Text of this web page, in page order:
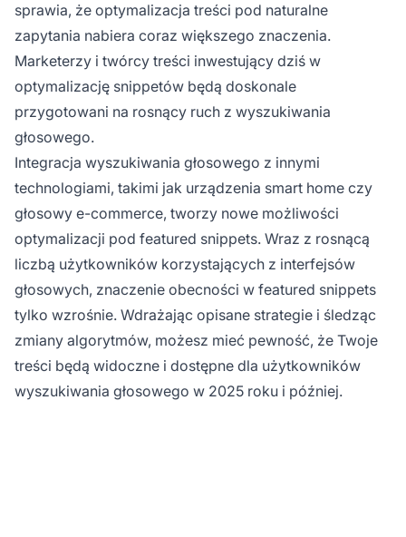
sprawia, że optymalizacja treści pod naturalne
zapytania nabiera coraz większego znaczenia.
Marketerzy i twórcy treści inwestujący dziś w
optymalizację snippetów będą doskonale
przygotowani na rosnący ruch z wyszukiwania
głosowego.
Integracja wyszukiwania głosowego z innymi
technologiami, takimi jak urządzenia smart home czy
głosowy e-commerce, tworzy nowe możliwości
optymalizacji pod featured snippets. Wraz z rosnącą
liczbą użytkowników korzystających z interfejsów
głosowych, znaczenie obecności w featured snippets
tylko wzrośnie. Wdrażając opisane strategie i śledząc
zmiany algorytmów, możesz mieć pewność, że Twoje
treści będą widoczne i dostępne dla użytkowników
wyszukiwania głosowego w 2025 roku i później.